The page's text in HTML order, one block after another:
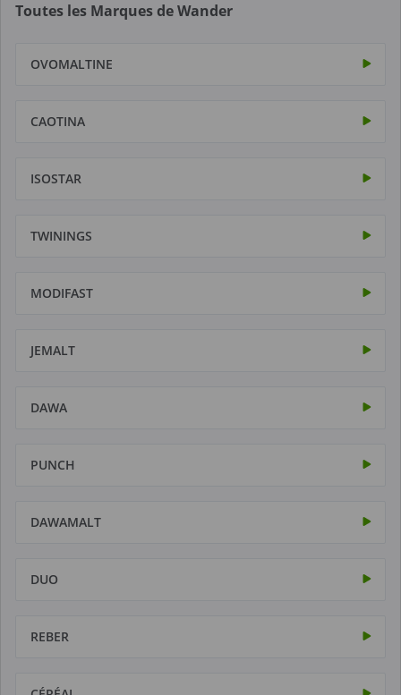
Toutes les Marques de Wander
OVOMALTINE
CAOTINA
ISOSTAR
TWININGS
MODIFAST
JEMALT
DAWA
PUNCH
DAWAMALT
DUO
REBER